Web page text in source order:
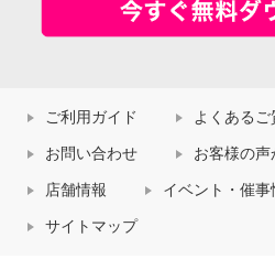
ご利用ガイド よくあるご
お問い合わせ お客様の声
店舗情報 イベント・催事
サイトマップ